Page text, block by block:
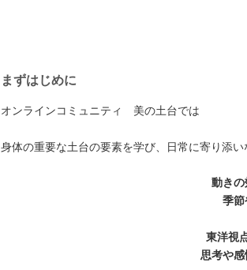
まずはじめに
オンラインコミュニティ 美の土台では
身体の重要な土台の要素を学び、日常に寄り添
動きの
季節
東洋視
思考や感